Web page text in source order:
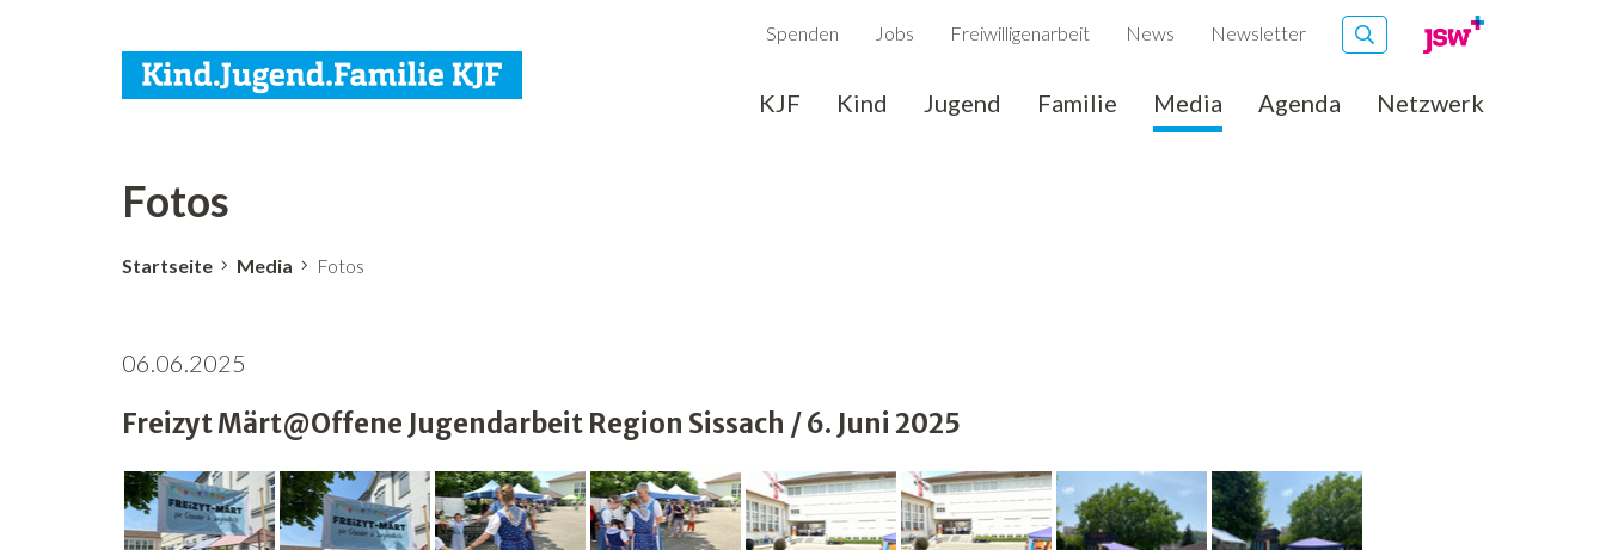
Spenden Jobs Freiwilligenarbeit News Newsletter
KJF Kind Jugend Familie Media Agenda Netzwerk
Fotos
Startseite Media Fotos
06.06.2025
Freizyt Märt@Offene Jugendarbeit Region Sissach / 6. Juni 2025